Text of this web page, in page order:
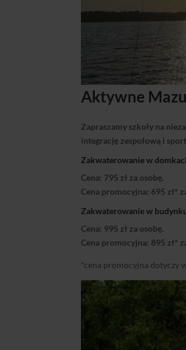
Aktywne
Zapraszamy szkoły na
integrację zespołową i
Zakwaterowanie w
Cena: 795 zł za osobę.
Cena promocyjna: 695 zł*
Zakwaterowanie w
Cena: 995 zł za osobę.
Cena promocyjna: 895 zł*
*cena promocyjna dotyczy